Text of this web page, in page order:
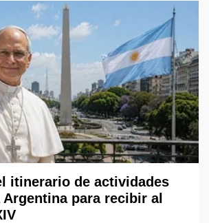
itinerario de actividades
Argentina para recibir al